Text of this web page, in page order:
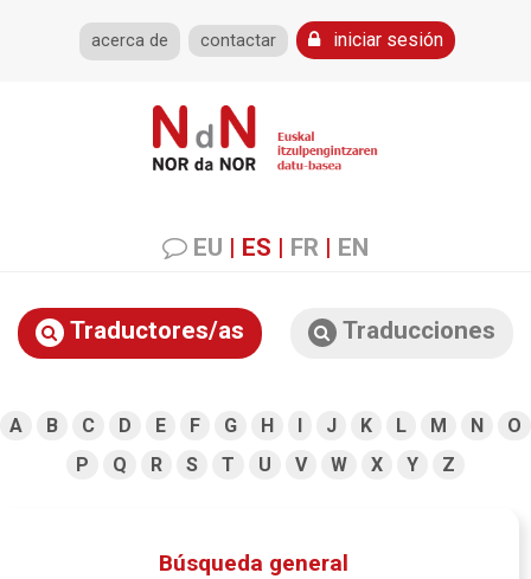
acerca de contactar iniciar sesión
EU | ES | FR | EN
Traductores/as Traducciones
A B C D E F G H I J K L M N
O
P
Q R S T U V W X Y Z
Búsqueda general